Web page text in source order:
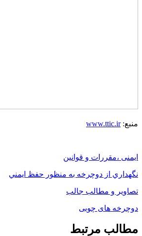
منبع:www.ttic.ir
ایمنی ،مقررات و قوانین
نگهداري از دوچرخه به منظور حفظ ايمني
تصاویر و مطالب جالب
دوچرخه های چوبی
مطالب مرتبط